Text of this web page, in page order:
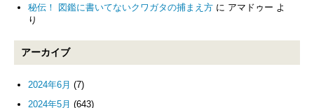
秘伝！ 図鑑に書いてないクワガタの捕まえ方 に アマドゥー よ
り
アーカイブ
2024年6月 (7)
2024年5月 (643)